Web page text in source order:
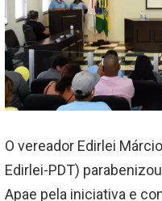
O vereador Edirlei
Edirlei-PDT)
Apae pela iniciativa e